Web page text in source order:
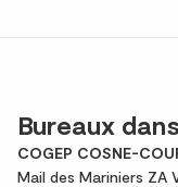
Bureaux
COGEP COSNE-
Mail des Mariniers ZA